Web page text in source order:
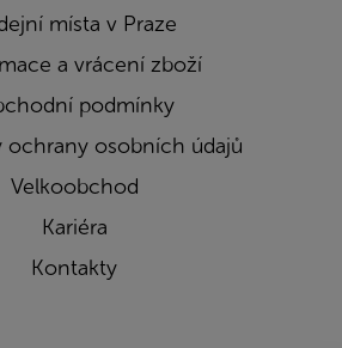
místa v Praze
a vrácení zboží
podmínky
ochrany osobních údajů
Velkoobchod
Kariéra
Kontakty